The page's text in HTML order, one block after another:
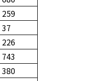
259
37
226
743
380